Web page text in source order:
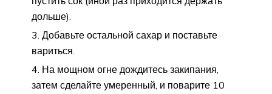
дольше).
Добавьте остальной сахар и поставьте
вариться.
На мощном огне дождитесь закипания,
затем сделайте умеренный, и поварите 10